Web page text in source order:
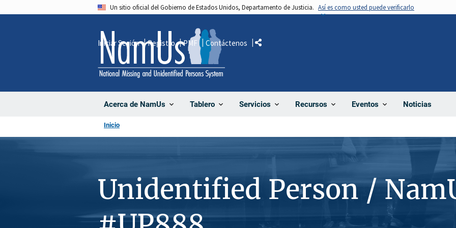
Un sitio oficial del Gobierno de Estados Unidos, Departamento de Justicia. Así es como usted puede verificarlo
Acerca de NamUs Tablero Servicios Recursos Eventos Noticias
Iniciar Sesión Registro PMF Contáctenos Comparte
Inicio
Unidentified Person /